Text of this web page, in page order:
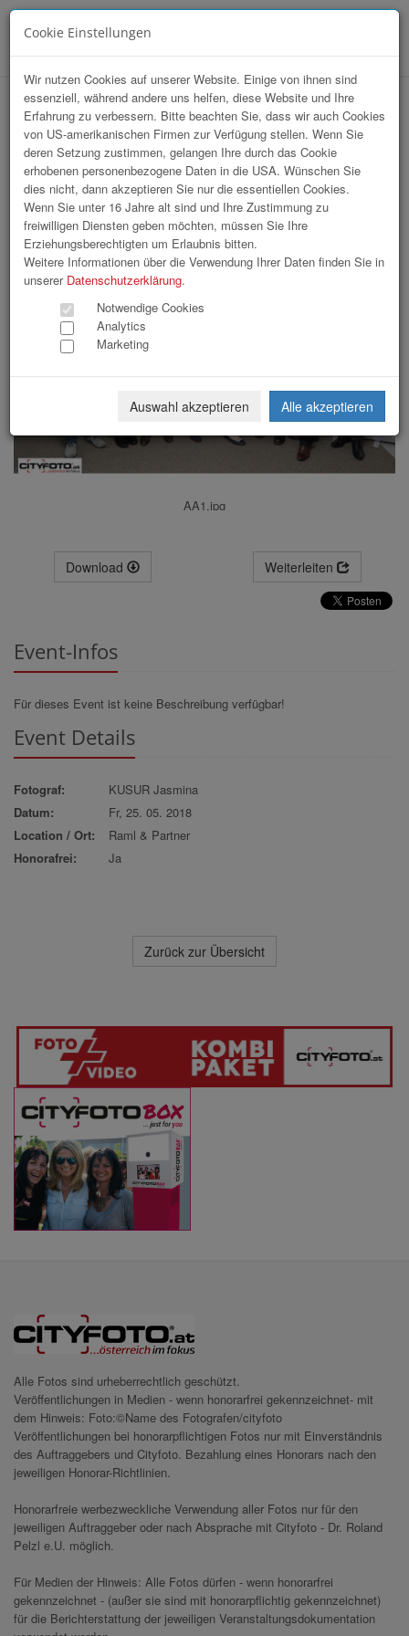
Raml und Partner FORUM in
Kooperation mit LT1, IMAS und
CHEFINFO
AA1.jpg
Download Weiterleiten
Event-Infos
Für dieses Event ist keine Beschreibung verfügbar!
Event Details
Fotograf:
KUSUR Jasmina
Datum:
Fr, 25. 05. 2018
Location / Ort:
Raml & Partner
Honorafrei:
Ja
Zurück zur Übersicht
Alle Fotos sind urheberrechtlich geschützt.
Veröffentlichungen in Medien - wenn honorarfrei gekennzeichnet- mit
dem Hinweis: Foto:©Name des Fotografen/cityfoto
Veröffentlichungen bei honorarpflichtigen Fotos nur mit Einverständnis
des Auftraggebers und Cityfoto. Bezahlung eines Honorars nach den
jeweiligen Honorar-Richtlinien.
Honorarfreie werbezweckliche Verwendung aller Fotos nur für den
jeweiligen Auftraggeber oder nach Absprache mit Cityfoto - Dr. Roland
Pelzl e.U. möglich.
Für Medien der Hinweis: Alle Fotos dürfen - wenn honorarfrei
gekennzeichnet - (außer sie sind mit honorarpflichtig gekennzeichnet)
für die Berichterstattung der jeweiligen Veranstaltungsdokumentation
Cookie Einstellungen
Wir nutzen Cookies auf unserer Website. Einige von ihnen sind
essenziell, während andere uns helfen, diese Website und Ihre
Erfahrung zu verbessern. Bitte beachten Sie, dass wir auch Cookies
von US-amerikanischen Firmen zur Verfügung stellen. Wenn Sie
deren Setzung zustimmen, gelangen Ihre durch das Cookie
erhobenen personenbezogene Daten in die USA. Wünschen Sie
dies nicht, dann akzeptieren Sie nur die essentiellen Cookies.
Wenn Sie unter 16 Jahre alt sind und Ihre Zustimmung zu
freiwilligen Diensten geben möchten, müssen Sie Ihre
Erziehungsberechtigten um Erlaubnis bitten.
Weitere Informationen über die Verwendung Ihrer Daten finden Sie in
unserer Datenschutzerklärung.
Notwendige Cookies
Analytics
Marketing
Auswahl akzeptieren Alle akzeptieren